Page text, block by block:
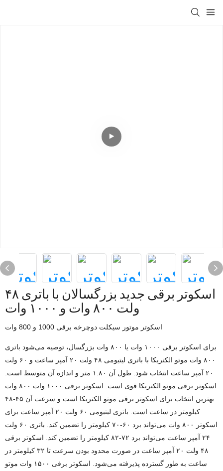
اسکوتر برقی جدید بزرگسالان با باتری ۴۸
ولت ۸۰۰ وات و ۱۰۰۰ وات
اسکوتر موتور سیکلت دوچرخه برقی 1000 و 800 وات
برای اسکوتر برقی ۱۰۰۰ وات یا ۸۰۰ وات بزرگسال، توصیه می‌شود باتری
۸۰۰ وات موتو الکتریکا با باتری لیتیومی ۴۸ ولت ۲۰ آمپر ساعت و ۶۰ ولت
۲۰ آمپر ساعت انتخاب شود. طول آن ۱.۸۰ متر و اندازه آن متوسط ​​است.
اسکوتر برقی موتو الکتریکا قوی است. اسکوتر برقی ۱۰۰۰ وات ۸۰۰ وات
بهترین انتخاب برای اسکوتر برقی موتو الکتریکا است و سرعت آن ۴۵-۴۸
کیلومتر در ساعت است. باتری لیتیومی ۶۰ ولت ۲۰ آمپر ساعت برای
اسکوتر ۸۰۰ وات می‌تواند برد ۶۰-۷۰ کیلومتر را تضمین کند. باتری ۶۰ ولت
۲۴ آمپر ساعت می‌تواند برد ۷۲-۸۲ کیلومتر را تضمین کند. اسکوتر برقی
۴۸ ولت ۲۰ آمپر ساعت در صورت محدود بودن سرعت تا ۳۲ کیلومتر در
ساعت به طور گسترده پذیرفته می‌شود. اسکوتر برقی ۱۵۰۰ وات موتو